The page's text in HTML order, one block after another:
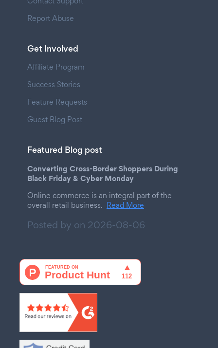
Report Abuse
Get Involved
Affiliate Program
Success Stories
Feature Requests
Guest Blog Post
Featured Blog post
Converting Cross-Border Shoppers During
Black Friday & Cyber Monday
Online commerce is an integral part of the
overall retail business. Read More
Posted by on 2026-08-06